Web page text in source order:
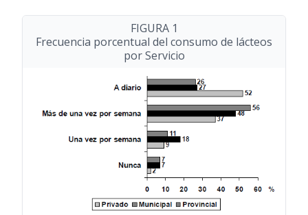
FIGURA 1
Frecuencia porcentual del consumo de lácteos
por Servicio